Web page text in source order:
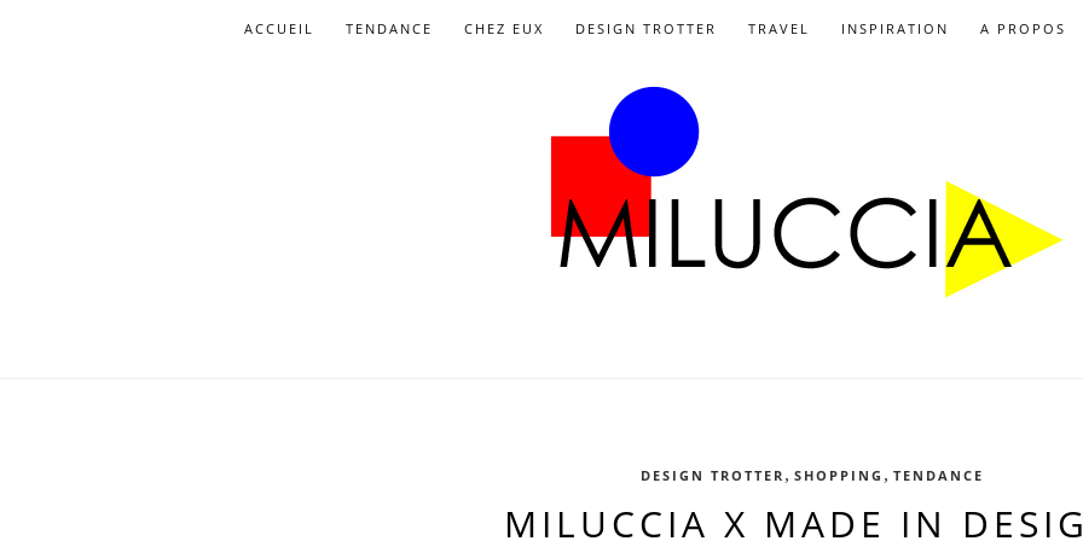
ACCUEIL TENDANCE CHEZ EUX DESIGN TROTTER TRAVEL INSPIRATION A PROPOS
DESIGN TROTTER , SHOPPING , TENDANCE
MILUCCIA X MADE IN